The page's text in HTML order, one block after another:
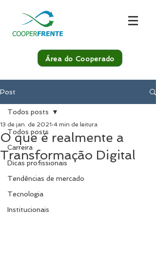
Área do Cooperado
Post
Todos posts
Carreira
Dicas profissionais
Tendências de mercado
Tecnologia
Institucionais
Todos posts
O que é realmente a
Transformação Digital
13 de jan. de 2021 4 min de leitura